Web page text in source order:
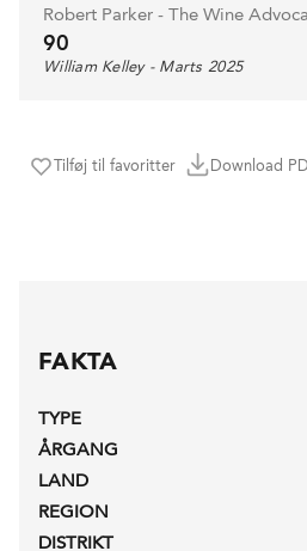
Tilføj til favoritter Download
Robert Parker - The Wine
90
William Kelley - Marts 2025
FAKTA
TYPE
ÅRGANG
LAND
REGION
DISTRIKT